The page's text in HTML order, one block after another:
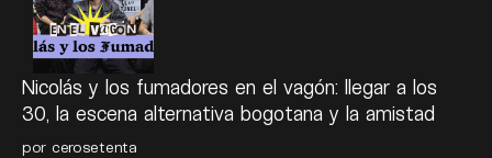
Nicolás y los fumadores en el vagón: llegar a los
30, la escena alternativa bogotana y la amistad
por cerosetenta